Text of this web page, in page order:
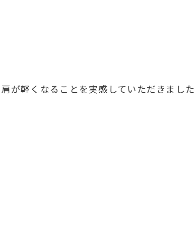
が軽くなることを実感していただきました